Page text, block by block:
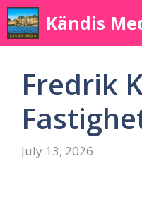
Skip
to
content
Kändis
Fredrik
July 13, 2026